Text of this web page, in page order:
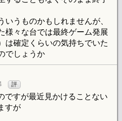
いうものかもしれませんが、
様々な台では最終ゲーム発展
は確定くらいの気持ちでいた
でしょうか
評
ですが最近見かけることない
すが